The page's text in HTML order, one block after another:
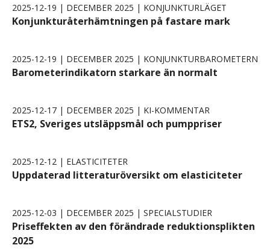
2025-12-19 | DECEMBER 2025 | KONJUNKTURLÄGET
Konjunkturåterhämtningen på fastare mark
2025-12-19 | DECEMBER 2025 | KONJUNKTURBAROMETERN
Barometerindikatorn starkare än normalt
2025-12-17 | DECEMBER 2025 | KI-KOMMENTAR
ETS2, Sveriges utsläppsmål och pumppriser
2025-12-12 | ELASTICITETER
Uppdaterad litteraturöversikt om elasticiteter
2025-12-03 | DECEMBER 2025 | SPECIALSTUDIER
Priseffekten av den förändrade reduktionsplikten
2025